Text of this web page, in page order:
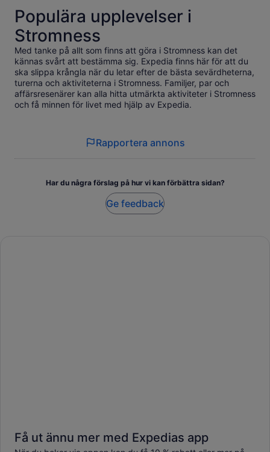
Populära upplevelser i
Stromness
Med tanke på allt som finns att göra i Stromness kan det
kännas svårt att bestämma sig. Expedia finns här för att du
ska slippa krångla när du letar efter de bästa sevärdheterna,
turerna och aktiviteterna i Stromness. Familjer, par och
affärsresenärer kan alla hitta utmärkta aktiviteter i Stromness
och få minnen för livet med hjälp av Expedia.
Rapportera annons
Har du några förslag på hur vi kan förbättra sidan?
Ge feedback
Få ut ännu mer med Expedias app